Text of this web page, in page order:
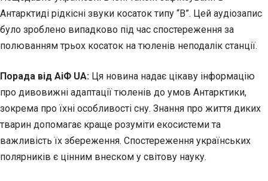
Антарктиді рідкісні звуки косаток типу “B”. Цей аудіозапис
було зроблено випадково під час спостереження за
полюванням трьох косаток на тюленів неподалік станції.
Порада від АіФ UA: Ця новина надає цікаву інформацію
про дивовижні адаптації тюленів до умов Антарктики,
зокрема про їхні особливості сну. Знання про життя диких
тварин допомагає краще розуміти екосистеми та
важливість їх збереження. Спостереження українських
полярників є цінним внеском у світову науку.